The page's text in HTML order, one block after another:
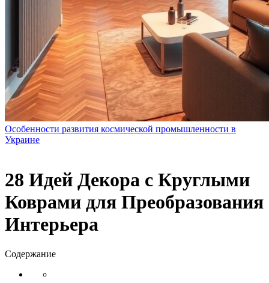
Особенности развития космической промышленности в
Украине
28 Идей Декора с Круглыми
Коврами для Преобразования
Интерьера
Содержание